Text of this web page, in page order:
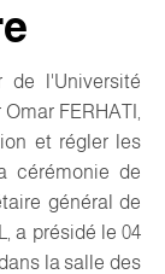
de l'Université
FERHATI,
et régler les
cérémonie de
général de
a présidé le 04
la salle des